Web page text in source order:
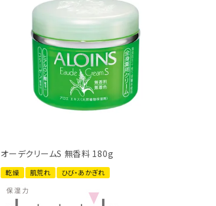
オーデクリームS 無香料 180g
乾燥 肌荒れ ひび・あかぎれ